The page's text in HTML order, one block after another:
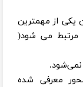
یکی از مهمترین
مرتبط می شود(
نمی‌شود.
معرفی شده